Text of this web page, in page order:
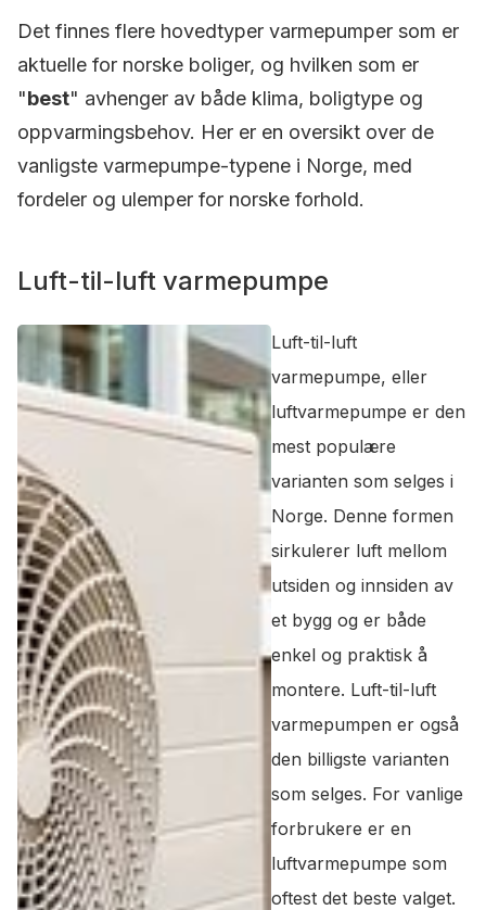
Det finnes flere hovedtyper varmepumper som er
aktuelle for norske boliger, og hvilken som er
"best" avhenger av både klima, boligtype og
oppvarmingsbehov. Her er en oversikt over de
vanligste varmepumpe-typene i Norge, med
fordeler og ulemper for norske forhold.
Luft-til-luft varmepumpe
Luft-til-luft
varmepumpe, eller
luftvarmepumpe er den
mest populære
varianten som selges i
Norge. Denne formen
sirkulerer luft mellom
utsiden og innsiden av
et bygg og er både
enkel og praktisk å
montere. Luft-til-luft
varmepumpen er også
den billigste varianten
som selges. For vanlige
forbrukere er en
luftvarmepumpe som
oftest det beste valget.